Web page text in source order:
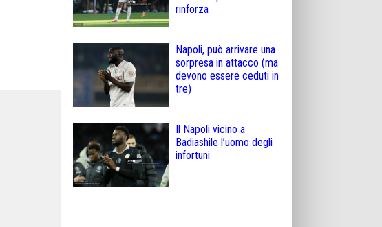
rinforza
Napoli, può arrivare una
sorpresa in attacco (ma
devono essere ceduti in
tre)
Il Napoli vicino a
Badiashile l’uomo degli
infortuni